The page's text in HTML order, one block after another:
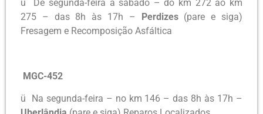
ü De segunda-feira a sábado – do km 272 ao km
275 – das 8h às 17h –
Perdizes(pare e siga)
Fresagem e Recomposição Asfáltica
MGC-452
ü Na segunda-feira – no km 146 – das 8h às 17h –